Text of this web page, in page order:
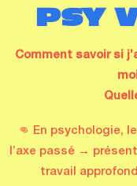
PSY
Comment savoir si
👊 En psychologie,
l’axe passé →
travail